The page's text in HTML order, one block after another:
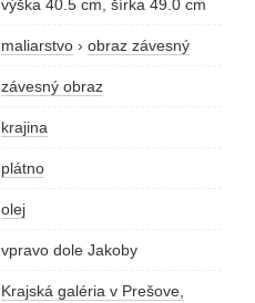
výška 40.5 cm, šírka 49.0 cm
maliarstvo › obraz závesný
závesný obraz
krajina
plátno
olej
vpravo dole Jakoby
Krajská galéria v Prešove,